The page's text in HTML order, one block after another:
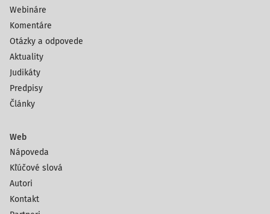
Webináre
Komentáre
Otázky a odpovede
Aktuality
Judikáty
Predpisy
Články
Web
Nápoveda
Kľúčové slová
Autori
Kontakt